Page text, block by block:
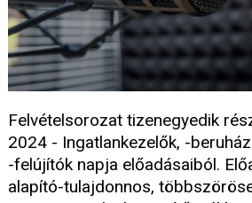
Felvételsorozat tizenegyedik
2024 - Ingatlankezelők, -
-felújítók napja előadásaiból.
alapító-tulajdonnos,